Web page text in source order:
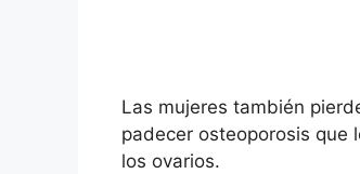
Las mujeres también
padecer osteoporosis que
los ovarios.